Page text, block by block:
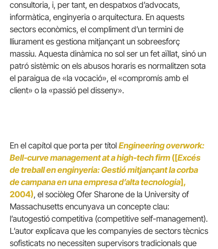
consultoria, i, per tant, en despatxos d’advocats,
informàtica, enginyeria o arquitectura. En aquests
sectors econòmics, el compliment d’un termini de
lliurament es gestiona mitjançant un sobreesforç
massiu. Aquesta dinàmica no sol ser un fet aïllat, sinó un
patró sistèmic on els abusos horaris es normalitzen sota
el paraigua de «la vocació», el «compromís amb el
client» o la «passió pel disseny».
En el capítol que porta per títol Engineering overwork:
Bell-curve management at a high-tech firm ([Excés
de treball en enginyeria: Gestió mitjançant la corba
de campana en una empresa d’alta tecnologia],
2004), el sociòleg Ofer Sharone de la University of
Massachusetts encunyava un concepte clau:
l’autogestió competitiva (competitive self-management).
L’autor explicava que les companyies de sectors tècnics
sofisticats no necessiten supervisors tradicionals que